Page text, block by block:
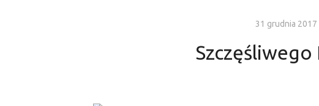
31 grudnia 2017